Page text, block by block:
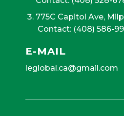
775C Capitol Ave,
Contact: (408) 586-
E-MAIL
leglobal.ca@gmail.com